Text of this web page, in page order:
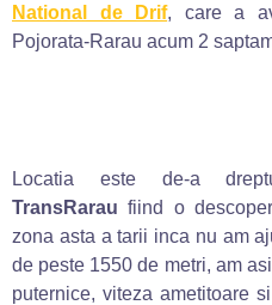
National de Drif, care a
Pojorata-Rarau acum 2
Locatia este de-a
TransRarau fiind o
zona asta a tarii inca nu am
de peste 1550 de metri, am
puternice, viteza ametitoare